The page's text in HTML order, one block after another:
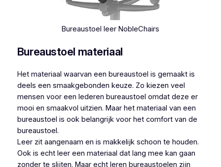
Bureaustoel leer NobleChairs
Bureaustoel materiaal
Het materiaal waarvan een bureaustoel is gemaakt is
deels een smaakgebonden keuze. Zo kiezen veel
mensen voor een lederen bureaustoel omdat deze er
mooi en smaakvol uitzien. Maar het materiaal van een
bureaustoel is ook belangrijk voor het comfort van de
bureaustoel.
Leer zit aangenaam en is makkelijk schoon te houden.
Ook is echt leer een materiaal dat lang mee kan gaan
zonder te slijten. Maar echt leren bureaustoelen zijn